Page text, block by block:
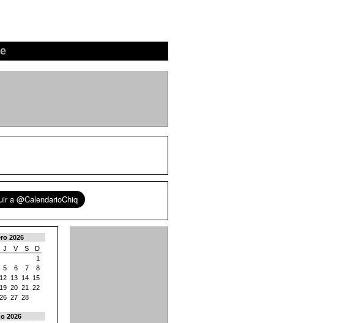
2026
J V S
D
1
5 6 7
8
12 13 14 15
19 20 21
22
26 27 28
2026